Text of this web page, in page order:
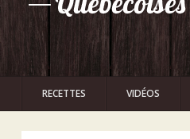
RECETTES VIDÉOS